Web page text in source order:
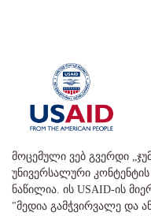
მოცემული ვებ გვერდი
უნივერსალური კონტენტის
ნაწილია. ის USAID-ის
"მედია გამჭვირვალე და